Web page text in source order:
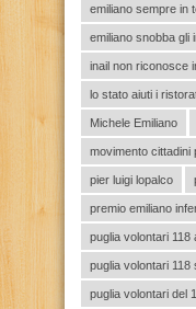
emiliano sempre in
emiliano snobba gli
inail non riconosce
lo stato aiuti i
Michele Emiliano
movimento cittadini
pier luigi lopalco
premio emiliano
puglia volontari 118
puglia volontari
puglia volontari del